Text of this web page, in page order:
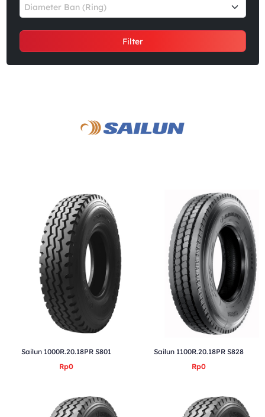
Diameter Ban (Ring)
Filter
Sailun 1000R.20.18PR S801
Rp0
Sailun 1100R.20.18PR S828
Rp0